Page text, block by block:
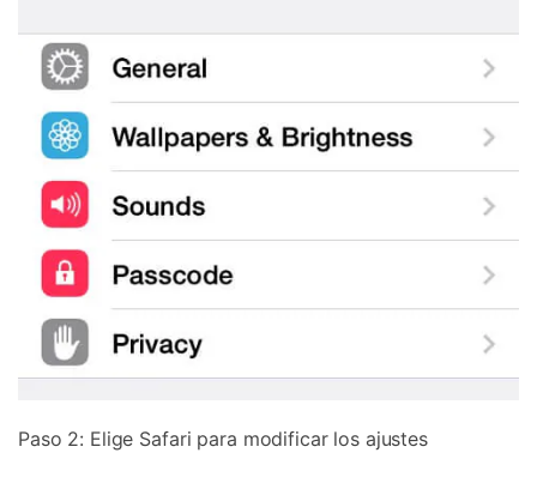
Paso 2: Elige Safari para modificar los ajustes